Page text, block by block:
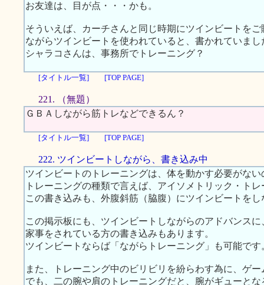
お友達は、目が点・・・かも。
そういえば、カーチさんと同じ時期にツインビートを
ながらツインビートを使われていると、書かれていまし
シャラコさんは、事務所でトレーニング？
[タイトル一覧] [TOP PAGE]
221. （無題）
ＧＢＡしながら筋トレなどできるん？
[タイトル一覧] [TOP PAGE]
222. ツインビートしながら、書き込み中
ツインビートのトレーニングは、体を動かす必要がな
トレーニングの種類で言えば、アイソメトリック・ト
この書き込みも、外腹斜筋（脇腹）にツインビートを
この掲示板にも、ツインビートしながらのアドバンス
家事をされている方の書き込みもあります。
ツインビートならば「ながらトレーニング」も可能です
また、トレーニング中のビリビリを紛らわす為に、ゲ
でも、二の腕や肩のトレーニングだと、腕がギューと